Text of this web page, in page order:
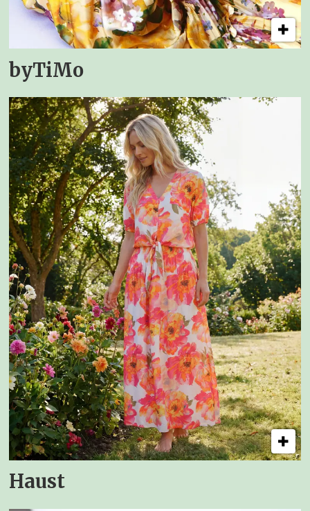
byTiMo
Haust